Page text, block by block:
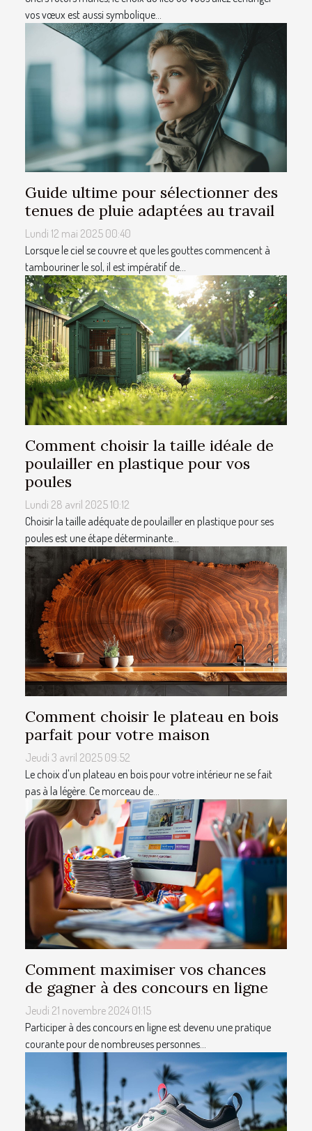
vos vœux est aussi symbolique...
Guide ultime pour sélectionner des
tenues de pluie adaptées au travail
Lundi 12 mai 2025 00:40
Lorsque le ciel se couvre et que les gouttes commencent à
tambouriner le sol, il est impératif de...
Comment choisir la taille idéale de
poulailler en plastique pour vos
poules
Lundi 28 avril 2025 10:12
Choisir la taille adéquate de poulailler en plastique pour ses
poules est une étape déterminante...
Comment choisir le plateau en bois
parfait pour votre maison
Jeudi 3 avril 2025 09:52
Le choix d'un plateau en bois pour votre intérieur ne se fait
pas à la légère. Ce morceau de...
Comment maximiser vos chances
de gagner à des concours en ligne
Jeudi 21 novembre 2024 01:15
Participer à des concours en ligne est devenu une pratique
courante pour de nombreuses personnes...